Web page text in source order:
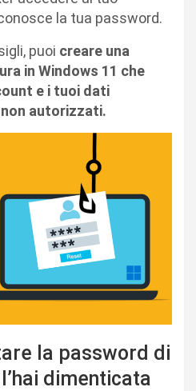
la tua password.
puoi creare una
in Windows 11 che
e i tuoi dati
autorizzati.
la password di
dimenticata